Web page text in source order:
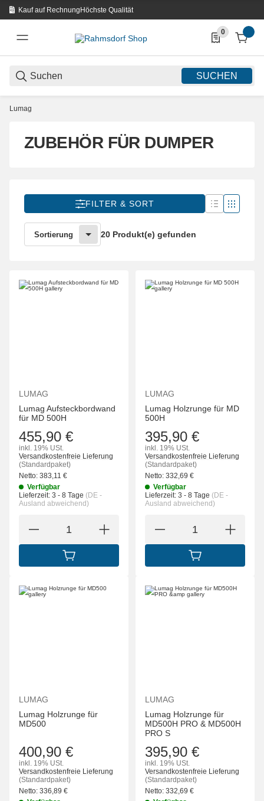
Kauf auf RechnungHöchste Qualität
SUCHEN
0
0 Produkte in
Lumag
ZUBEHÖR FÜR DUMPER
FILTER & SORT
Sortierung 20 Produkt(e) gefunden
LUMAG
Lumag Aufsteckbordwand
für MD 500H
455,90 €
inkl. 19% USt.
Versandkostenfreie Lieferung
(Standardpaket)
Netto: 383,11 €
Verfügbar
Lieferzeit: 3 - 8 Tage (DE -
Ausland abweichend)
IN DEN WARENKORB
LUMAG
Lumag Holzrunge für MD
500H
395,90 €
inkl. 19% USt.
Versandkostenfreie Lieferung
(Standardpaket)
Netto: 332,69 €
Verfügbar
Lieferzeit: 3 - 8 Tage (DE -
Ausland abweichend)
IN DEN
LUMAG
Lumag Holzrunge für
MD500
400,90 €
inkl. 19% USt.
Versandkostenfreie Lieferung
(Standardpaket)
Netto: 336,89 €
LUMAG
Lumag Holzrunge für
MD500H PRO & MD500H
PRO S
395,90 €
inkl. 19% USt.
Versandkostenfreie Lieferung
(Standardpaket)
Netto: 332,69 €